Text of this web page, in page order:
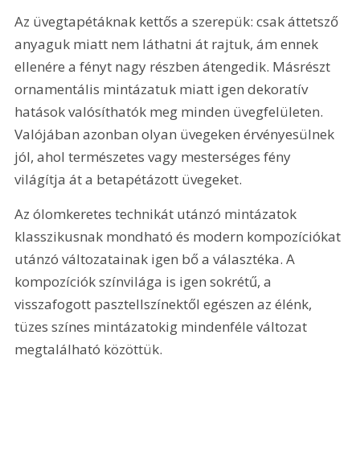
Az üvegtapétáknak kettős a szerepük: csak áttetsző
anyaguk miatt nem láthatni át rajtuk, ám ennek
ellenére a fényt nagy részben átengedik. Másrészt
ornamentális mintázatuk miatt igen dekoratív
hatások valósíthatók meg minden üvegfelületen.
Valójában azonban olyan üvegeken érvényesülnek
jól, ahol természetes vagy mesterséges fény
világítja át a betapétázott üvegeket.
Az ólomkeretes technikát utánzó mintázatok
klasszikusnak mondható és modern kompozíciókat
utánzó változatainak igen bő a választéka. A
kompozíciók színvilága is igen sokrétű, a
visszafogott pasztellszínektől egészen az élénk,
tüzes színes mintázatokig mindenféle változat
megtalálható közöttük.